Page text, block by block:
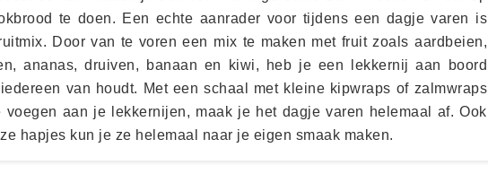
te doen. Een echte aanrader voor tijdens een dagje varen is
Door van te voren een mix te maken met fruit zoals aardbeien,
ananas, druiven, banaan en kiwi, heb je een lekkernij aan boord
van houdt. Met een schaal met kleine kipwraps of zalmwraps
voegen aan je lekkernijen, maak je het dagje varen helemaal af. Ook
hapjes kun je ze helemaal naar je eigen smaak maken.